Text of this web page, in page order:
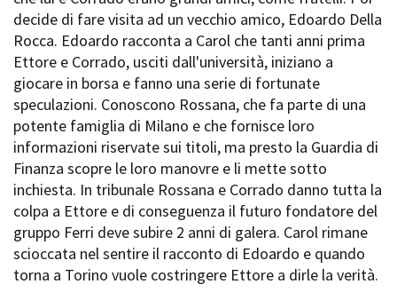
decide di fare visita ad un vecchio amico, Edoardo Della
Rocca. Edoardo racconta a Carol che tanti anni prima
Ettore e Corrado, usciti dall'università, iniziano a
giocare in borsa e fanno una serie di fortunate
speculazioni. Conoscono Rossana, che fa parte di una
potente famiglia di Milano e che fornisce loro
informazioni riservate sui titoli, ma presto la Guardia di
Finanza scopre le loro manovre e li mette sotto
inchiesta. In tribunale Rossana e Corrado danno tutta la
colpa a Ettore e di conseguenza il futuro fondatore del
gruppo Ferri deve subire 2 anni di galera. Carol rimane
scioccata nel sentire il racconto di Edoardo e quando
torna a Torino vuole costringere Ettore a dirle la verità.